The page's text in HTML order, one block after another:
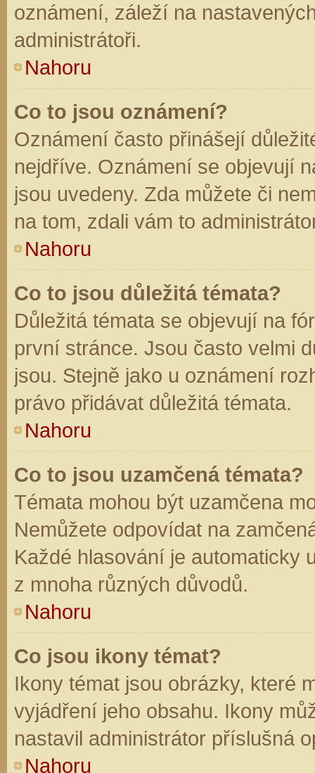
oznámení, záleží na
administrátoři.
Nahoru
Co to jsou oznámení?
Oznámení často přinášejí
nejdříve. Oznámení se objevují
jsou uvedeny. Zda můžete či
na tom, zdali vám to
Nahoru
Co to jsou důležitá témata?
Důležitá témata se objevují na
první stránce. Jsou často velmi
jsou. Stejně jako u oznámení
právo přidávat důležitá témata.
Nahoru
Co to jsou uzamčená témata?
Témata mohou být uzamčena
Nemůžete odpovídat na
Každé hlasování je automaticky
z mnoha různých důvodů.
Nahoru
Co jsou ikony témat?
Ikony témat jsou obrázky, které
vyjádření jeho obsahu. Ikony
nastavil administrátor příslušná
Nahoru